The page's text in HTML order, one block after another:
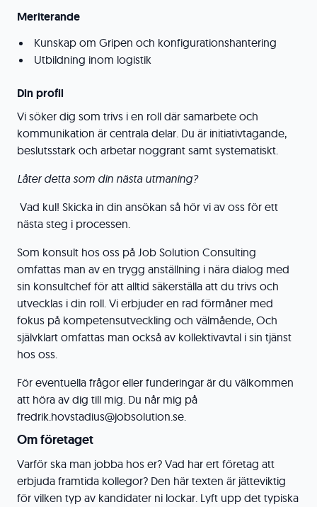
Meriterande
Kunskap om Gripen och konfigurationshantering
Utbildning inom logistik
Din profil
Vi söker dig som trivs i en roll där samarbete och
kommunikation är centrala delar. Du är initiativtagande,
beslutsstark och arbetar noggrant samt systematiskt.
Låter detta som din nästa utmaning?
Vad kul! Skicka in din ansökan så hör vi av oss för ett
nästa steg i processen.
Som konsult hos oss på Job Solution Consulting
omfattas man av en trygg anställning i nära dialog med
sin konsultchef för att alltid säkerställa att du trivs och
utvecklas i din roll. Vi erbjuder en rad förmåner med
fokus på kompetensutveckling och välmående, Och
självklart omfattas man också av kollektivavtal i sin tjänst
hos oss.
För eventuella frågor eller funderingar är du välkommen
att höra av dig till mig. Du når mig på
fredrik.hovstadius@jobsolution.se.
Om företaget
Varför ska man jobba hos er? Vad har ert företag att
erbjuda framtida kollegor? Den här texten är jätteviktig
för vilken typ av kandidater ni lockar. Lyft upp det typiska